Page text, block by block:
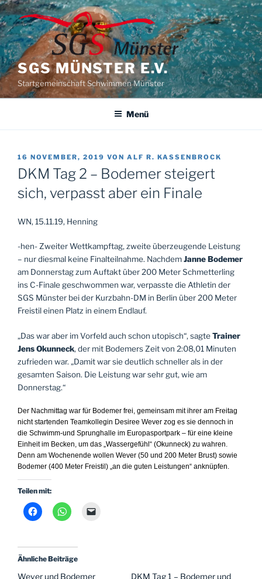
Zum
Inhalt
springen
SGS MÜNSTER E.V.
Startgemeinschaft Schwimmen Münster
Menü
VERÖFFENTLICHT
AM
16 NOVEMBER, 2019 VON ALF R. KASSENBROCK
DKM Tag 2 – Bodemer steigert
sich, verpasst aber ein Finale
WN, 15.11.19, Henning
-hen- Zweiter Wettkampftag, zweite überzeugende Leistung
– nur diesmal keine Finalteilnahme. NachdemJanne Bodemer
am Donnerstag zum Auftakt über 200 Meter Schmetterling
ins C-Finale geschwommen war, verpasste die Athletin der
SGS Münster bei der Kurzbahn-DM in Berlin über 200 Meter
Freistil einen Platz in einem Endlauf.
„Das war aber im Vorfeld auch schon utopisch“, sagteTrainer
Jens Okunneck, der mit Bodemers Zeit von 2:08,01 Minuten
zufrieden war. „Damit war sie deutlich schneller als in der
gesamten Saison. Die Leistung war sehr gut, wie am
Donnerstag.“
Der Nachmittag war für Bodemer frei, gemeinsam mit ihrer am Freitag
nicht startenden Teamkollegin Desiree Wever zog es sie dennoch in
die Schwimm-und Sprunghalle im Europasportpark – für eine kleine
Einheit im Becken, um das „Wassergefühl“ (Okunneck) zu wahren.
Denn am Wochenende wollen Wever (50 und 200 Meter Brust) sowie
Bodemer (400 Meter Freistil) „an die guten Leistungen“ anknüpfen.
Teilen mit:
Ähnliche Beiträge
Wever und Bodemer
DKM Tag 1 – Bodemer und